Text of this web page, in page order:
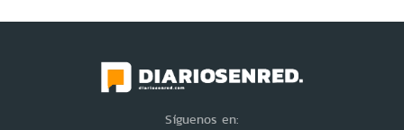
Síguenos en: